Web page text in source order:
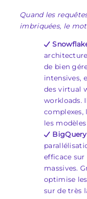
Quand les
imbriquées, le
de bien
intensives,
des virtual
workloads.
complexes,
les
BigQuery
efficace sur
massives.
optimise
sur de très